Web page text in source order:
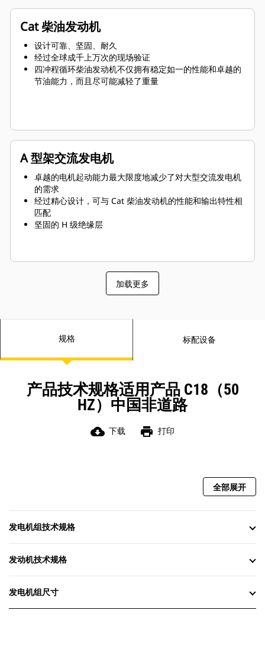
Cat 柴油发动机
设计可靠、坚固、耐久
经过全球成千上万次的现场验证
四冲程循环柴油发动机不仅拥有稳定如一的性能和卓越的
节油能力，而且尽可能减轻了重量
A 型架交流发电机
卓越的电机起动能力最大限度地减少了对大型交流发电机
的需求
经过精心设计，可与 Cat 柴油发动机的性能和输出特性相
匹配
坚固的 H 级绝缘层
加载更多
规格 标配设备
产品技术规格适用产品 C18（50
HZ）中国非道路
cloud_download 下载 print 打印
全部展开
发电机组技术规格
发动机技术规格
发电机组尺寸